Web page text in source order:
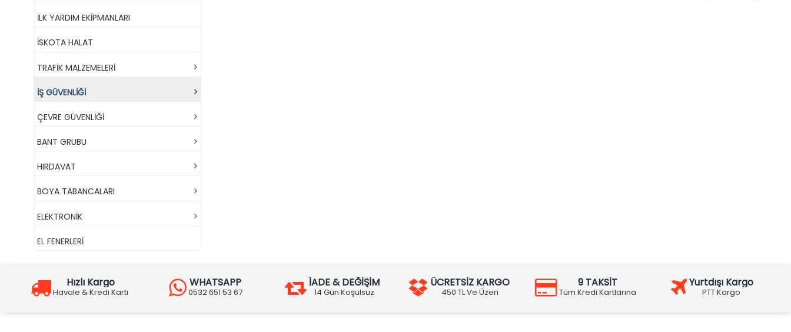
İLK YARDIM EKİPMANLARI
İSKOTA HALAT
TRAFİK MALZEMELERİ
İŞ GÜVENLİĞİ
ÇEVRE GÜVENLİĞİ
BANT GRUBU
HIRDAVAT
BOYA TABANCALARI
ELEKTRONİK
EL FENERLERİ
Hızlı Kargo
Havale & Kredi Kartı
WHATSAPP
0532 651 53 67
İADE & DEĞİŞİM
14 Gün Koşulsuz
ÜCRETSİZ KARGO
450 TL Ve Üzeri
9 TAKSİT
Tüm Kredi Kartlarına
Yurtdışı Kargo
PTT Kargo